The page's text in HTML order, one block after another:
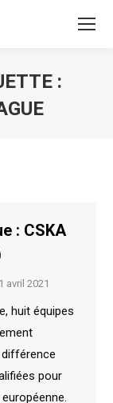
:
: CSKA
avril 2021
huit équipes
différence
pour